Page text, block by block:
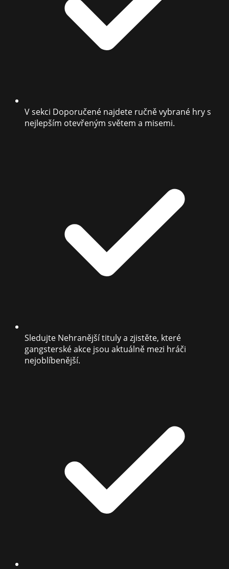
V sekci Doporučené najdete ručně vybrané hry s
nejlepším otevřeným světem a misemi.
Sledujte Nehranější tituly a zjistěte, které
gangsterské akce jsou aktuálně mezi hráči
nejoblíbenější.